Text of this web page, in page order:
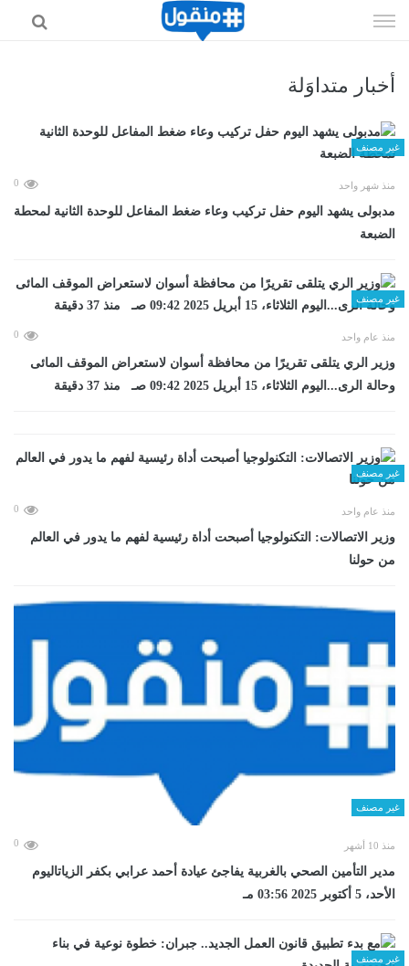
الى
أخبار متداوَلة
غير مصنف
منذ شهر واحد 0
مدبولى يشهد اليوم حفل تركيب وعاء ضغط المفاعل للوحدة الثانية لمحطة
الضبعة
غير مصنف
منذ عام واحد 0
وزير الري يتلقى تقريرًا من محافظة أسوان لاستعراض الموقف المائى
وحالة الرى...اليوم الثلاثاء، 15 أبريل 2025 09:42 صـ منذ 37 دقيقة
غير مصنف
منذ عام واحد 0
وزير الاتصالات: التكنولوجيا أصبحت أداة رئيسية لفهم ما يدور في العالم
من حولنا
غير مصنف
منذ 10 أشهر 0
مدير التأمين الصحي بالغربية يفاجئ عيادة أحمد عرابي بكفر الزياتاليوم
الأحد، 5 أكتوبر 2025 03:56 مـ
غير مصنف